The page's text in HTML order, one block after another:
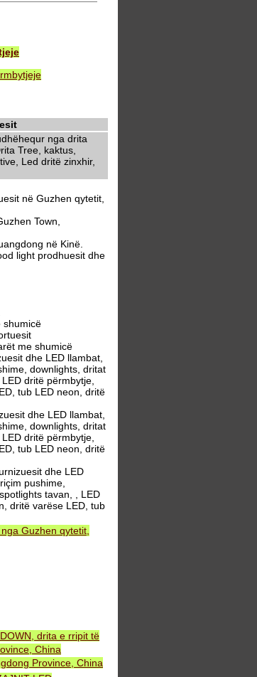
nga drita
Tree, kaktus,
Led dritë zinxhir,
në Guzhen qytetit,
Town,
në Kinë.
light prodhuesit dhe
shumicë
me shumicë
dhe LED llambat,
downlights, dritat
dritë përmbytje,
tub LED neon, dritë
dhe LED llambat,
downlights, dritat
dritë përmbytje,
tub LED neon, dritë
dhe LED
pushime,
tavan, , LED
dritë varëse LED, tub
Guzhen qytetit,
drita e rripit të
China
Province, China